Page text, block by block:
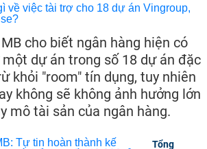
cho biết ngân hàng hiện có
dự án trong số 18 dự án đặc
khỏi "room" tín dụng, tuy nhiên
không sẽ không ảnh hưởng lớn
mô tài sản của ngân hàng.
Tổng